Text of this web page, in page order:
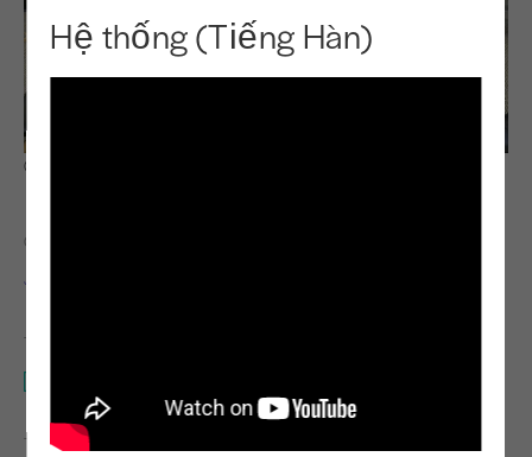
Hệ thống (Tiếng Hàn)
Quan sát & Học hỏi
GIÁO VIÊN
Junghee Won
THIẾT BỊ CẦN THIẾT
TÌM LỚP HỌC TƯƠNG TỰ CHO